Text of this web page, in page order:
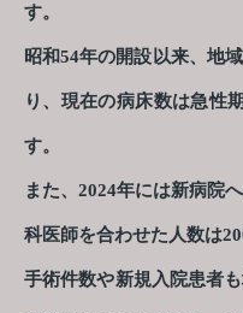
す。
昭和54年の開設以来、地
り、現在の病床数は急性
す。
また、2024年には新病院
科医師を合わせた人数は
手術件数や新規入院患者